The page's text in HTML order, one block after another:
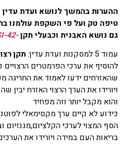
ההערות בהמשך לנושא ועדת עדין
טיפה טק ועל פי השקפת עולמנו
גם נושא האבנית וכבעלי תקן-NSF/ANSI-42
עמוד 5 למסקנות ועדת עדין:
תקן
להוסיף את ערכי הפרמטרים
שהאזרחים ידעו לאמוד את החריגה
ויורידו את הערך הרצוי האזרח יבין
והוא מקבל יותר וזה מפחיד
כידוע לא קיים ערך מקסימאלי
הסף המצוי לערכי הקלציום,מגנזיום
בריאות העם במידה ויורידו את